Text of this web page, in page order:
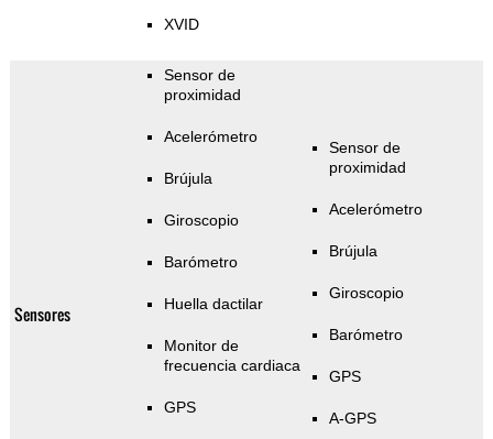
XVID
Sensores
Sensor de
proximidad
Acelerómetro
Brújula
Giroscopio
Barómetro
Huella dactilar
Monitor de
frecuencia cardiaca
GPS
Sensor de
proximidad
Acelerómetro
Brújula
Giroscopio
Barómetro
GPS
A-GPS